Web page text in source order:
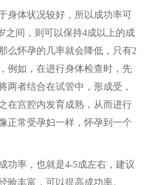
体状况较好，所以成功率可
之间，则可以保持4成以上的成
么怀孕的几率就会降低，只有2
例如，在进行身体检查时，先
两者结合在试管中，形成受，
在宫腔内发育成熟，从而进行
正常受孕妇一样，怀孕到一个
率，也就是4-5成左右，建议
验丰富，可以提高成功率。